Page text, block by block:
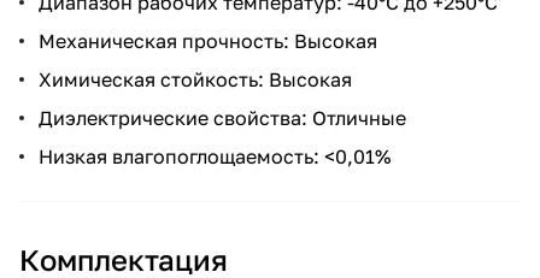
Механическая прочность: Высокая
Химическая стойкость: Высокая
Диэлектрические свойства: Отличные
Низкая влагопоглощаемость: <0,01%
Комплектация